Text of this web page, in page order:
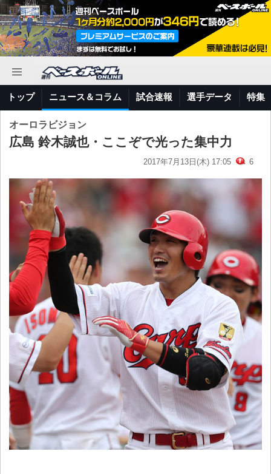
トップ ニュース＆コラム 試合速報 選手データ 特集
オーロラビジョン
広島 鈴木誠也・ここぞで光った集中力
2017年7月13日(木) 17:05 6